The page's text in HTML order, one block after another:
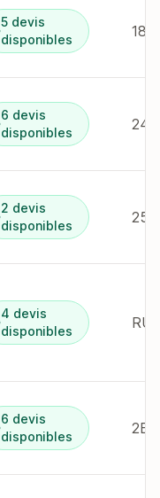
5 devis
disponibles
18
6 devis
disponibles
24 r
2 devis
disponibles
25
4 devis
disponibles
6 devis
disponibles
2B